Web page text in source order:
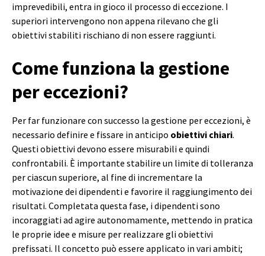
imprevedibili, entra in gioco il processo di eccezione. I
superiori intervengono non appena rilevano che gli
obiettivi stabiliti rischiano di non essere raggiunti.
Come funziona la gestione
per eccezioni?
Per far funzionare con successo la gestione per eccezioni, è
necessario definire e fissare in anticipo obiettivi chiari.
Questi obiettivi devono essere misurabili e quindi
confrontabili. È importante stabilire un limite di tolleranza
per ciascun superiore, al fine di incrementare la
motivazione dei dipendenti e favorire il raggiungimento dei
risultati. Completata questa fase, i dipendenti sono
incoraggiati ad agire autonomamente, mettendo in pratica
le proprie idee e misure per realizzare gli obiettivi
prefissati. Il concetto può essere applicato in vari ambiti;